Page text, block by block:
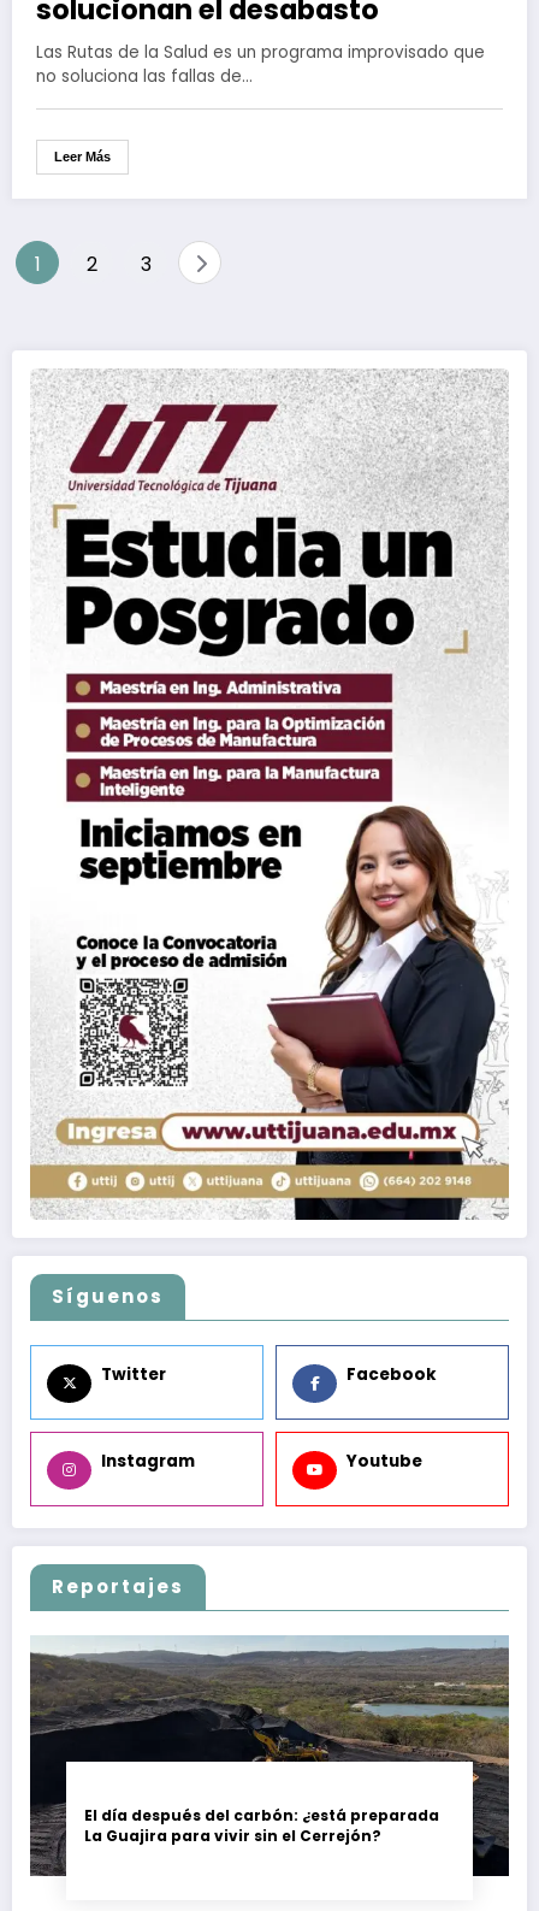
solucionan el desabasto
Las Rutas de la Salud es un programa improvisado que
no soluciona las fallas de…
Leer Más
Paginación
1 2 3
Síguenos
Twitter Facebook
Instagram Youtube
Reportajes
El día después del carbón: ¿está preparada
La Guajira para vivir sin el Cerrejón?